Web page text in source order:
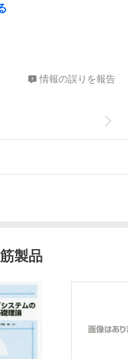
情報の誤りを報告
製品